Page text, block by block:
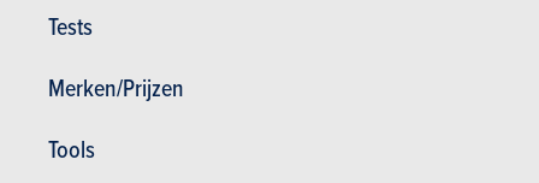
Tests
Merken/Prijzen
Tools